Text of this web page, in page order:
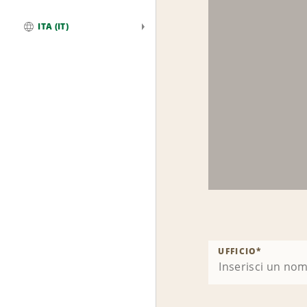
ITA (IT)
UFFICIO*